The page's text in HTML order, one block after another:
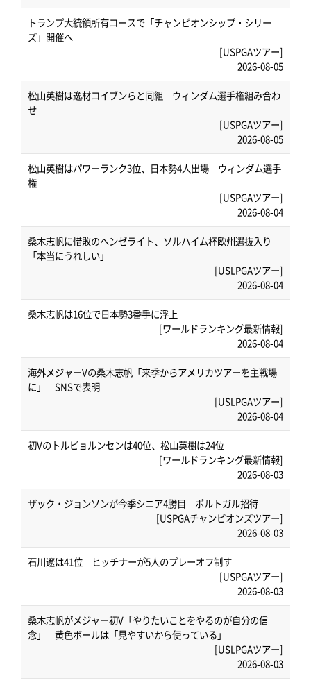
トランプ大統領所有コースで「チャンピオンシップ・シリー
ズ」開催へ
[USPGAツアー]
2026-08-05
松山英樹は逸材コイブンらと同組 ウィンダム選手権組み合わ
せ
[USPGAツアー]
2026-08-05
松山英樹はパワーランク3位、日本勢4人出場 ウィンダム選手
権
[USPGAツアー]
2026-08-04
桑木志帆に惜敗のヘンゼライト、ソルハイム杯欧州選抜入り
「本当にうれしい」
[USLPGAツアー]
2026-08-04
桑木志帆は16位で日本勢3番手に浮上
[ワールドランキング最新情報]
2026-08-04
海外メジャーVの桑木志帆「来季からアメリカツアーを主戦場
に」 SNSで表明
[USLPGAツアー]
2026-08-04
初Vのトルビョルンセンは40位、松山英樹は24位
[ワールドランキング最新情報]
2026-08-03
ザック・ジョンソンが今季シニア4勝目 ポルトガル招待
[USPGAチャンピオンズツアー]
2026-08-03
石川遼は41位 ヒッチナーが5人のプレーオフ制す
[USPGAツアー]
2026-08-03
桑木志帆がメジャー初V「やりたいことをやるのが自分の信
念」 黄色ボールは「見やすいから使っている」
[USLPGAツアー]
2026-08-03